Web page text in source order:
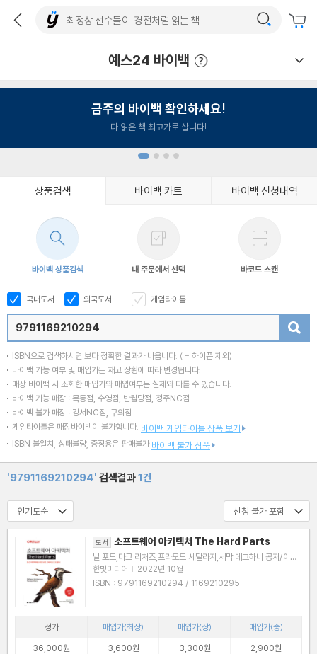
예스24 바이백
금주의 바이백 확인하세요!
다 읽은 책 최고가로 삽니다!
상품검색 바이백 카트 바이백 신청내역
바이백 상품검색 내 주문에서 선택 바코드 스캔
국내도서 외국도서 게임타이틀
ISBN으로 검색하시면 보다 정확한 결과가 나옵니다. ( - 하이픈 제외)
바이백 가능 여부 및 매입가는 재고 상황에 따라 변경됩니다.
매장 바이백 시 조회한 매입가와 매입여부는 실제와 다를 수 있습니다.
바이백 가능 매장 : 목동점, 수영점, 반월당점, 청주NC점
바이백 불가 매장 : 강서NC점, 구의점
게임타이틀은 매장바이백이 불가합니다. 바이백 게임타이틀 상품 보기
ISBN 불일치, 상태불량, 증정용은 판매불가 바이백 불가 상품
'9791169210294' 검색결과1건
도서 소프트웨어 아키텍처 The Hard Parts
닐 포드,마크 리처즈,프라모드 세달라지,세막 데그하니 공저/이일
웅 역
한빛미디어 | 2022년 10월
ISBN : 9791169210294 / 1169210295
정가 매입가(최상) 매입가(상)
매입가(중)
36,000원
3,600원 3,300원 2,900원